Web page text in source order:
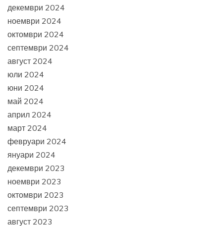
декември 2024
ноември 2024
октомври 2024
септември 2024
август 2024
юли 2024
юни 2024
май 2024
април 2024
март 2024
февруари 2024
януари 2024
декември 2023
ноември 2023
октомври 2023
септември 2023
август 2023